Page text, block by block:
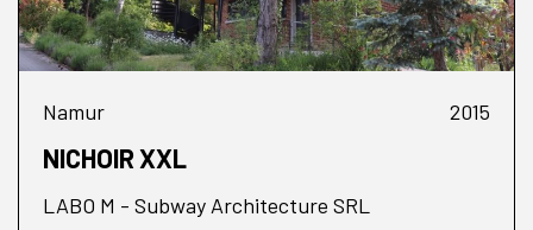
Namur 2015
NICHOIR XXL
LABO M - Subway Architecture SRL